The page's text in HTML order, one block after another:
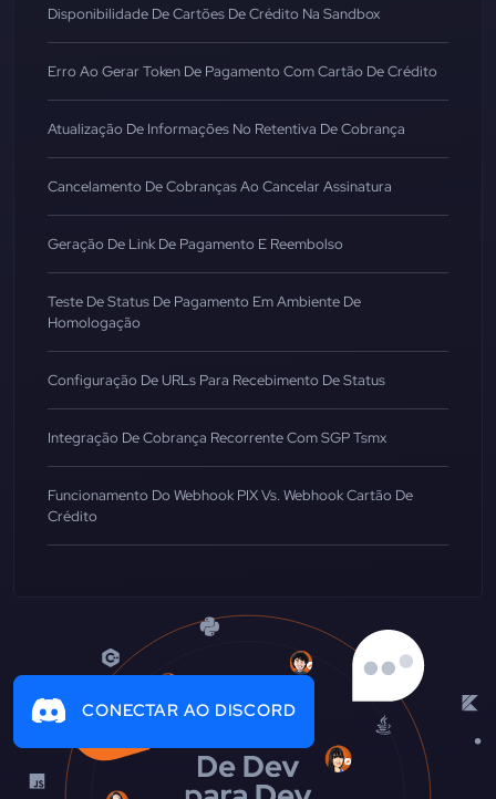
Disponibilidade De Cartões De Crédito Na Sandbox
Erro Ao Gerar Token De Pagamento Com Cartão De Crédito
Atualização De Informações No Retentiva De Cobrança
Cancelamento De Cobranças Ao Cancelar Assinatura
Geração De Link De Pagamento E Reembolso
Teste De Status De Pagamento Em Ambiente De
Homologação
Configuração De URLs Para Recebimento De Status
Integração De Cobrança Recorrente Com SGP Tsmx
Funcionamento Do Webhook PIX Vs. Webhook Cartão De
Crédito
CONECTAR AO DISCORD